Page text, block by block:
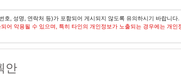
, 성명, 연락처 등)가 포함되어 게시되지 않도록 유의하시기 바랍니다.
어 악용될 수 있으며, 특히 타인의 개인정보가 노출되는 경우에는 개인
안